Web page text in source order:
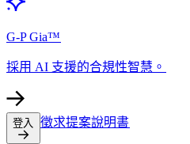
G-P Gia™​​
採用 AI 支援的合規性智慧。​​
登入​​ 徵求提案說明書​​